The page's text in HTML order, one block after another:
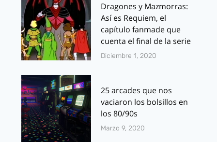
Dragones y Mazmorras:
Así es Requiem, el
capítulo fanmade que
cuenta el final de la serie
Diciembre 1, 2020
25 arcades que nos
vaciaron los bolsillos en
los 80/90s
Marzo 9, 2020